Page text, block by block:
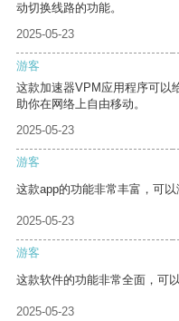
动切换线路的功能。
2025-05-23
游客
这款加速器VPM应用程序可以
助你在网络上自由移动。
2025-05-23
游客
这款app的功能非常丰富，可以
2025-05-23
游客
这款软件的功能非常全面，可
2025-05-23